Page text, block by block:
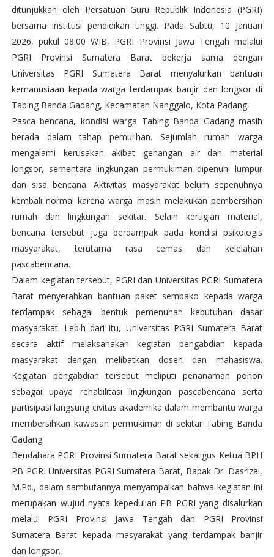
ditunjukkan oleh Persatuan Guru Republik Indonesia (PGRI)
bersama institusi pendidikan tinggi. Pada Sabtu, 10 Januari
2026, pukul 08.00 WIB, PGRI Provinsi Jawa Tengah melalui
PGRI Provinsi Sumatera Barat bekerja sama dengan
Universitas PGRI Sumatera Barat menyalurkan bantuan
kemanusiaan kepada warga terdampak banjir dan longsor di
Tabing Banda Gadang, Kecamatan Nanggalo, Kota Padang.
Pasca bencana, kondisi warga Tabing Banda Gadang masih
berada dalam tahap pemulihan. Sejumlah rumah warga
mengalami kerusakan akibat genangan air dan material
longsor, sementara lingkungan permukiman dipenuhi lumpur
dan sisa bencana. Aktivitas masyarakat belum sepenuhnya
kembali normal karena warga masih melakukan pembersihan
rumah dan lingkungan sekitar. Selain kerugian material,
bencana tersebut juga berdampak pada kondisi psikologis
masyarakat, terutama rasa cemas dan kelelahan
pascabencana.
Dalam kegiatan tersebut, PGRI dan Universitas PGRI Sumatera
Barat menyerahkan bantuan paket sembako kepada warga
terdampak sebagai bentuk pemenuhan kebutuhan dasar
masyarakat. Lebih dari itu, Universitas PGRI Sumatera Barat
secara aktif melaksanakan kegiatan pengabdian kepada
masyarakat dengan melibatkan dosen dan mahasiswa.
Kegiatan pengabdian tersebut meliputi penanaman pohon
sebagai upaya rehabilitasi lingkungan pascabencana serta
partisipasi langsung civitas akademika dalam membantu warga
membersihkan kawasan permukiman di sekitar Tabing Banda
Gadang.
Bendahara PGRI Provinsi Sumatera Barat sekaligus Ketua BPH
PB PGRI Universitas PGRI Sumatera Barat, Bapak Dr. Dasrizal,
M.Pd., dalam sambutannya menyampaikan bahwa kegiatan ini
merupakan wujud nyata kepedulian PB PGRI yang disalurkan
melalui PGRI Provinsi Jawa Tengah dan PGRI Provinsi
Sumatera Barat kepada masyarakat yang terdampak banjir
dan longsor.